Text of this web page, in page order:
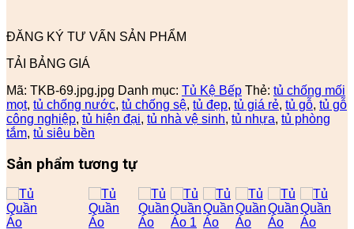
ĐĂNG KÝ TƯ VẤN SẢN PHẨM
TẢI BẢNG GIÁ
Mã: TKB-69.jpg.jpg Danh mục: Tủ Kệ Bếp Thẻ: tủ chống mối
mọt, tủ chống nước, tủ chống sệ, tủ đẹp, tủ giá rẻ, tủ gỗ, tủ gỗ
công nghiệp, tủ hiện đại, tủ nhà vệ sinh, tủ nhựa, tủ phòng
tắm, tủ siêu bền
Sản phẩm tương tự